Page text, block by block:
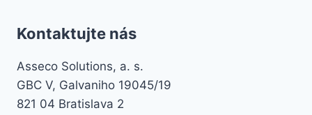
Kontaktujte nás
Asseco Solutions, a. s.
GBC V, Galvaniho 19045/19
821 04 Bratislava 2